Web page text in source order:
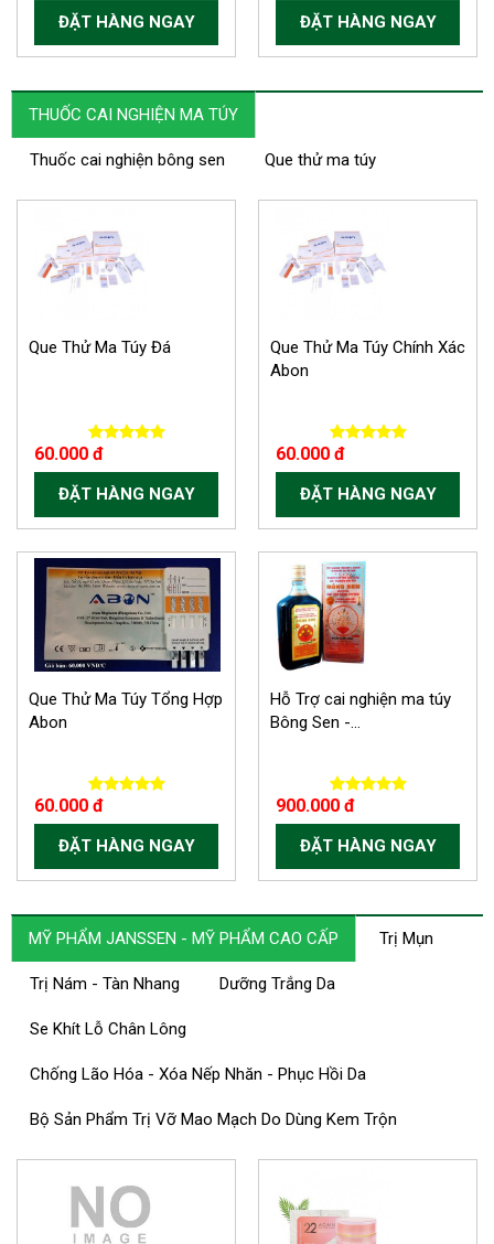
ĐẶT HÀNG NGAY ĐẶT HÀNG NGAY
THUỐC CAI NGHIỆN MA TÚY
Thuốc cai nghiện bông sen Que thử ma túy
Que Thử Ma Túy Đá
60.000 đ
ĐẶT HÀNG NGAY
Que Thử Ma Túy Chính Xác
Abon
60.000 đ
ĐẶT HÀNG NGAY
Que Thử Ma Túy Tổng Hợp
Abon
60.000 đ
ĐẶT HÀNG NGAY
Hỗ Trợ cai nghiện ma túy
Bông Sen -...
900.000 đ
ĐẶT HÀNG NGAY
MỸ PHẨM JANSSEN - MỸ PHẨM CAO CẤP Trị Mụn
Trị Nám - Tàn Nhang Dưỡng Trắng Da
Se Khít Lỗ Chân Lông
Chống Lão Hóa - Xóa Nếp Nhăn - Phục Hồi Da
Bộ Sản Phẩm Trị Vỡ Mao Mạch Do Dùng Kem Trộn